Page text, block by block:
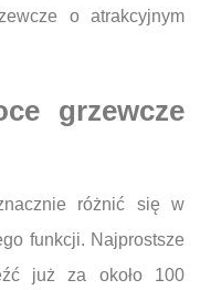
o atrakcyjnym
grzewcze
różnić się w
funkcji. Najprostsze
już za około 100